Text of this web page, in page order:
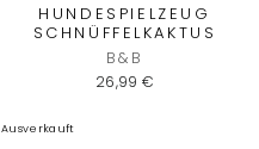
HUNDESPIELZEUG
SCHNÜFFELKAKTUS
B&B
26,99 €
Ausverkauft